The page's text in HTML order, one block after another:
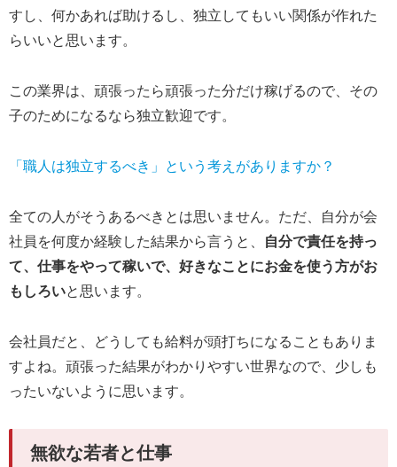
すし、何かあれば助けるし、独立してもいい関係が作れた
らいいと思います。
この業界は、頑張ったら頑張った分だけ稼げるので、その
子のためになるなら独立歓迎です。
「職人は独立するべき」という考えがありますか？
全ての人がそうあるべきとは思いません。ただ、自分が会
社員を何度か経験した結果から言うと、
自分で責任を持っ
て、仕事をやって稼いで、好きなことにお金を使う方がお
もしろいと思います。
会社員だと、どうしても給料が頭打ちになることもありま
すよね。頑張った結果がわかりやすい世界なので、少しも
ったいないように思います。
無欲な若者と仕事